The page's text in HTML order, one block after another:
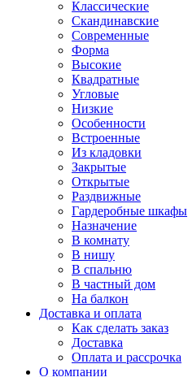
Классические
Скандинавские
Современные
Форма
Высокие
Квадратные
Угловые
Низкие
Особенности
Встроенные
Из кладовки
Закрытые
Открытые
Раздвижные
Гардеробные шкафы
Назначение
В комнату
В нишу
В спальню
В частный дом
На балкон
Доставка и оплата
Как сделать заказ
Доставка
Оплата и рассрочка
О компании